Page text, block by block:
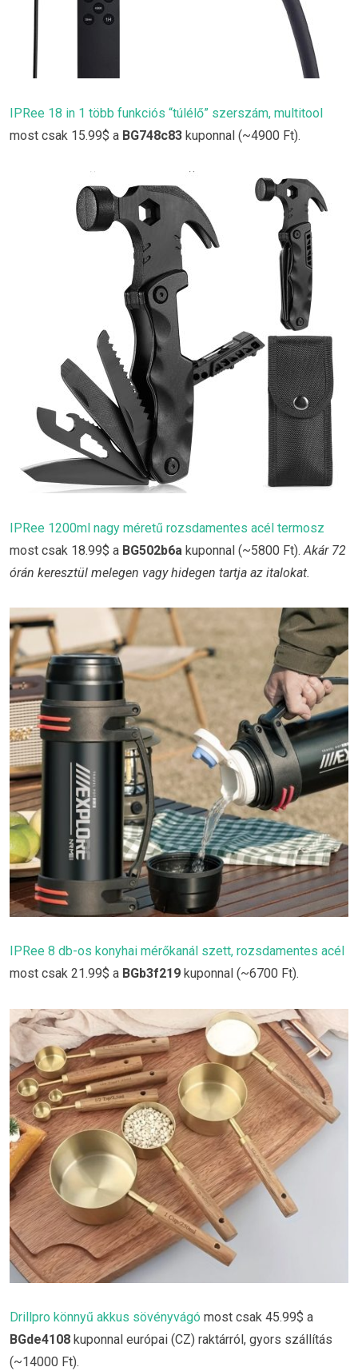
IPRee 18 in 1 több funkciós “túlélő” szerszám, multitool
most csak 15.99$ a BG748c83 kuponnal (~4900 Ft).
IPRee 1200ml nagy méretű rozsdamentes acél termosz
most csak 18.99$ a BG502b6a kuponnal (~5800 Ft). Akár 72
órán keresztül melegen vagy hidegen tartja az italokat.
IPRee 8 db-os konyhai mérőkanál szett, rozsdamentes acél
most csak 21.99$ a BGb3f219 kuponnal (~6700 Ft).
Drillpro könnyű akkus sövényvágó most csak 45.99$ a
BGde4108 kuponnal európai (CZ) raktárról, gyors szállítás
(~14000 Ft).